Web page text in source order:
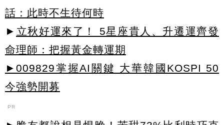
話：此時不生待何時
► 立秋好運來了！ 5星座貴人、升遷運齊發
命理師：把握黃金轉運期
►009829掌握AI關鍵 大華韓國KOSPI 50
今強勢開募
PR